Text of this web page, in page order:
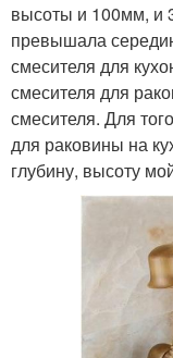
высоты и 100мм, и
превышала
смесителя для
смесителя для
смесителя. Для
для раковины на
глубину, высоту